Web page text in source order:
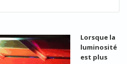
Lorsque la
luminosité
est plus